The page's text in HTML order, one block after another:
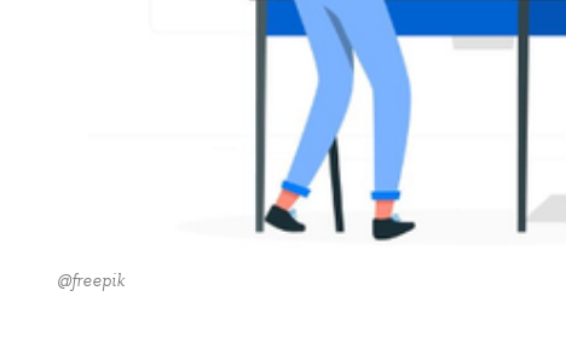
@freepik